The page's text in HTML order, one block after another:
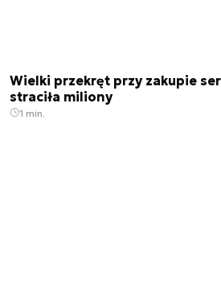
Wielki przekręt przy zakupie
straciła miliony
1 min.